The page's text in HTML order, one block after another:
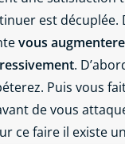
est décuplée.
vous
.
Puis vous
de vous
ce faire il existe